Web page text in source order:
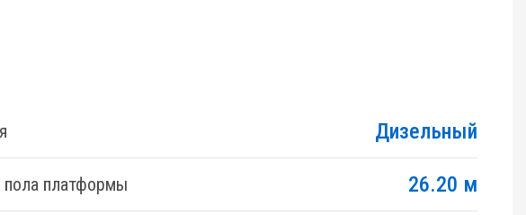
Дизельный
платформы 26.20 м